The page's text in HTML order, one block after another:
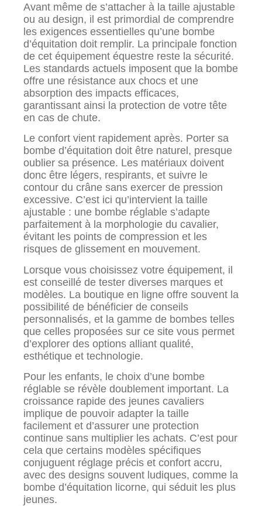
Avant même de s’attacher à la taille ajustable
ou au design, il est primordial de comprendre
les exigences essentielles qu’une bombe
d’équitation doit remplir. La principale fonction
de cet équipement équestre reste la sécurité.
Les standards actuels imposent que la bombe
offre une résistance aux chocs et une
absorption des impacts efficaces,
garantissant ainsi la protection de votre tête
en cas de chute.
Le confort vient rapidement après. Porter sa
bombe d’équitation doit être naturel, presque
oublier sa présence. Les matériaux doivent
donc être légers, respirants, et suivre le
contour du crâne sans exercer de pression
excessive. C’est ici qu’intervient la taille
ajustable : une bombe réglable s’adapte
parfaitement à la morphologie du cavalier,
évitant les points de compression et les
risques de glissement en mouvement.
Lorsque vous choisissez votre équipement, il
est conseillé de tester diverses marques et
modèles. La boutique en ligne offre souvent la
possibilité de bénéficier de conseils
personnalisés, et la gamme de bombes telles
que celles proposées sur ce site vous permet
d’explorer des options alliant qualité,
esthétique et technologie.
Pour les enfants, le choix d’une bombe
réglable se révèle doublement important. La
croissance rapide des jeunes cavaliers
implique de pouvoir adapter la taille
facilement et d’assurer une protection
continue sans multiplier les achats. C’est pour
cela que certains modèles spécifiques
conjuguent réglage précis et confort accru,
avec des designs souvent ludiques, comme la
bombe d’équitation licorne, qui séduit les plus
jeunes.